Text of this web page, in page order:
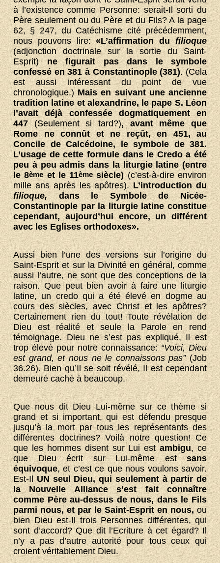
à l’existence comme Personne: serait-Il sorti du
Père seulement ou du Père et du Fils? A la page
62, § 247, du Catéchisme cité précédemment,
nous pouvons lire:«L’affirmation dufilioque
(adjonction doctrinale sur la sortie du Saint-
Esprit)ne figurait pas dans le symbole
confessé en 381 à Constantinople (381). (Cela
est aussi intéressant du point de vue
chronologique.)Mais en suivant une ancienne
tradition latine et alexandrine, le pape S. Léon
l’avait déjà confessée dogmatiquement en
447(Seulement si tard?), avant même que
Rome ne connût et ne reçût, en 451, au
Concile de Calcédoine, le symbole de 381.
L’usage de cette formule dans le Credo a été
peu à peu admis dans la liturgie latine (entre
le 8èmeet le 11èmesiècle)(c’est-à-dire environ
mille ans après les apôtres).L’introduction du
filioque,dans le Symbole de Nicée-
Constantinople par la liturgie latine constitue
cependant, aujourd’hui encore, un différent
avec les Eglises orthodoxes».
Aussi bien l’une des versions sur l’origine du
Saint-Esprit et sur la Divinité en général, comme
aussi l’autre, ne sont que des conceptions de la
raison. Que peut bien avoir à faire une liturgie
latine, un credo qui a été élevé en dogme au
cours des siècles, avec Christ et les apôtres?
Certainement rien du tout! Toute révélation de
Dieu est réalité et seule la Parole en rend
témoignage. Dieu ne s’est pas expliqué, Il est
trop élevé pour notre connaissance:“Voici, Dieu
est grand, et nous ne le connaissons pas”(Job
36.26). Bien qu’Il se soit révélé, Il est cependant
demeuré caché à beaucoup.
Que nous dit Dieu Lui-même sur ce thème si
grand et si important, qui est défendu presque
jusqu’à la mort par tous les représentants des
différentes doctrines? Voilà notre question! Ce
que les hommes disent sur Lui estambigu, ce
que Dieu écrit sur Lui-même estsans
équivoque, et c’est ce que nous voulons savoir.
Est-IlUN seul Dieu, qui seulement à partir de
la Nouvelle Alliance s’est fait connaître
comme Père au-dessus de nous, dans le Fils
parmi nous, et par le Saint-Esprit en nous,ou
bien Dieu est-Il trois Personnes différentes, qui
sont d’accord? Que dit l’Ecriture à cet égard? Il
n’y a pas d’autre autorité pour tous ceux qui
croient véritablement Dieu.